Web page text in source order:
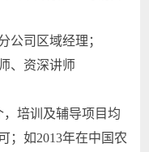
公司区域经理；
、资深讲师
培训及辅导项目均
；如2013年在中国农